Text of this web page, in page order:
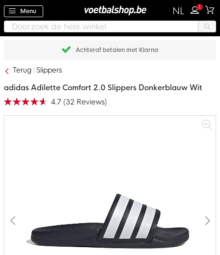
Menu NL 1
Achteraf betalen met Klarna
Terug Slippers
adidas Adilette Comfort 2.0 Slippers Donkerblauw Wit
Waardering: 4.7 (32 Reviews)